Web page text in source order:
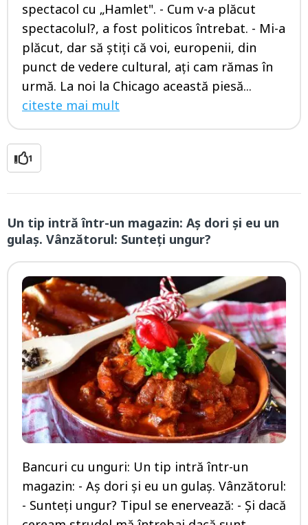
spectacol cu „Hamlet". - Cum v-a plăcut
spectacolul?, a fost politicos întrebat. - Mi-a
plăcut, dar să ştiţi că voi, europenii, din
punct de vedere cultural, aţi cam rămas în
urmă. La noi la Chicago această piesă...
citeste mai mult
1
Un tip intră într-un magazin: Aş dori şi eu un
gulaş. Vânzătorul: Sunteţi ungur?
Bancuri cu unguri: Un tip intră într-un
magazin: - Aş dori şi eu un gulaş. Vânzătorul:
- Sunteţi ungur? Tipul se enervează: - Şi dacă